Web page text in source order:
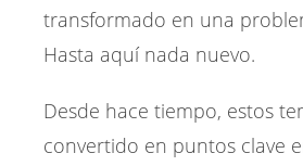
transformado en una
Hasta aquí nada nuevo.
Desde hace tiempo, estos
convertido en puntos clave